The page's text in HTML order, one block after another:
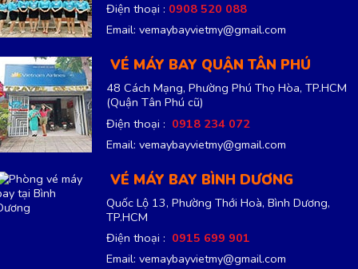
Điện thoại : 0908 520 088
Email: vemaybayvietmy@gmail.com
VÉ MÁY BAY QUẬN TÂN PHÚ
48 Cách Mạng, Phường Phú Thọ Hòa, TP.HCM
(Quận Tân Phú cũ)
Điện thoại : 0918 234 072
Email: vemaybayvietmy@gmail.com
VÉ MÁY BAY BÌNH DƯƠNG
Quốc Lộ 13, Phường Thới Hoà, Bình Dương,
TP.HCM
Điện thoại : 0915 699 901
Email: vemaybayvietmy@gmail.com